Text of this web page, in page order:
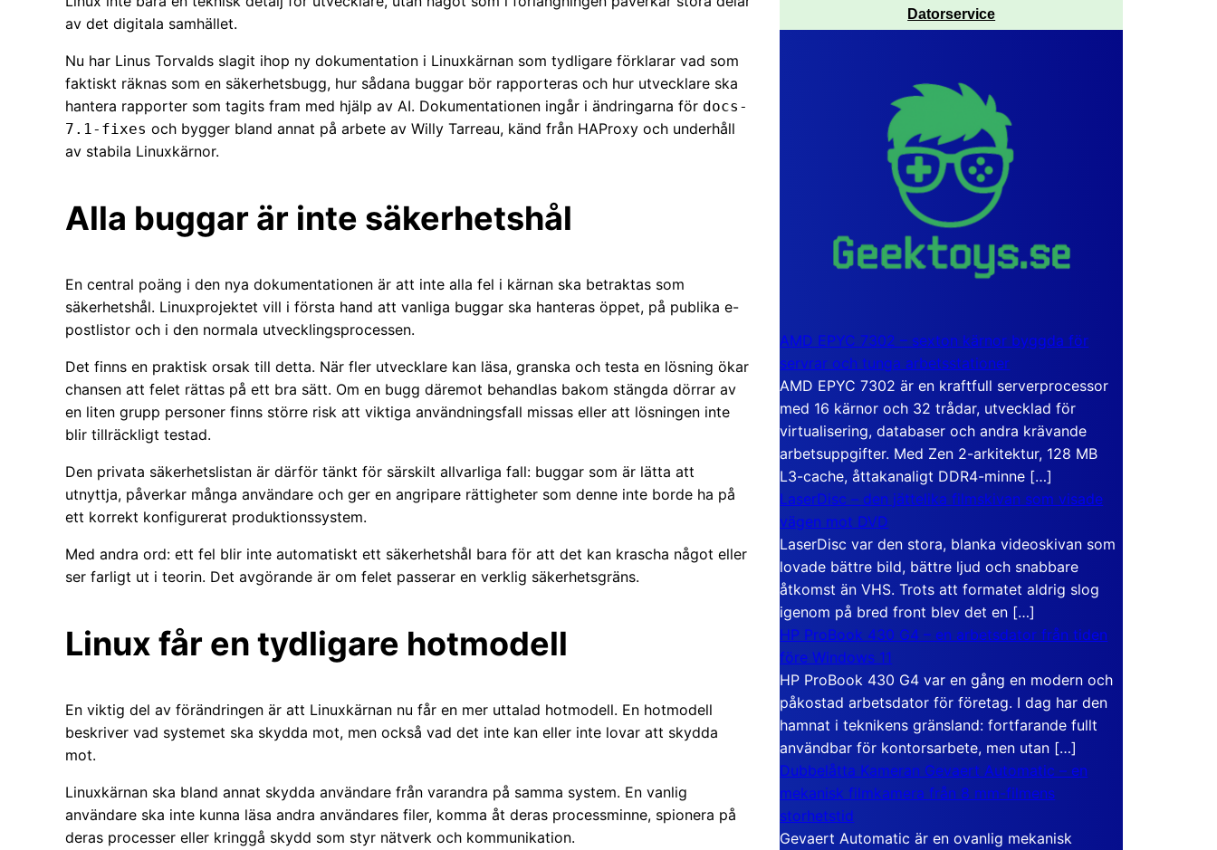
av det digitala samhället.
Nu har Linus Torvalds slagit ihop ny dokumentation i Linuxkärnan som tydligare förklarar vad som
faktiskt räknas som en säkerhetsbugg, hur sådana buggar bör rapporteras och hur utvecklare ska
hantera rapporter som tagits fram med hjälp av AI. Dokumentationen ingår i ändringarna för docs-
7.1-fixes och bygger bland annat på arbete av Willy Tarreau, känd från HAProxy och underhåll
av stabila Linuxkärnor.
Alla buggar är inte säkerhetshål
En central poäng i den nya dokumentationen är att inte alla fel i kärnan ska betraktas som
säkerhetshål. Linuxprojektet vill i första hand att vanliga buggar ska hanteras öppet, på publika e-
postlistor och i den normala utvecklingsprocessen.
Det finns en praktisk orsak till detta. När fler utvecklare kan läsa, granska och testa en lösning ökar
chansen att felet rättas på ett bra sätt. Om en bugg däremot behandlas bakom stängda dörrar av
en liten grupp personer finns större risk att viktiga användningsfall missas eller att lösningen inte
blir tillräckligt testad.
Den privata säkerhetslistan är därför tänkt för särskilt allvarliga fall: buggar som är lätta att
utnyttja, påverkar många användare och ger en angripare rättigheter som denne inte borde ha på
ett korrekt konfigurerat produktionssystem.
Med andra ord: ett fel blir inte automatiskt ett säkerhetshål bara för att det kan krascha något eller
ser farligt ut i teorin. Det avgörande är om felet passerar en verklig säkerhetsgräns.
Linux får en tydligare hotmodell
En viktig del av förändringen är att Linuxkärnan nu får en mer uttalad hotmodell. En hotmodell
beskriver vad systemet ska skydda mot, men också vad det inte kan eller inte lovar att skydda
mot.
Linuxkärnan ska bland annat skydda användare från varandra på samma system. En vanlig
användare ska inte kunna läsa andra användares filer, komma åt deras processminne, spionera på
deras processer eller kringgå skydd som styr nätverk och kommunikation.
Datorservice
AMD EPYC 7302 – sexton kärnor byggda för
servrar och tunga arbetsstationer
AMD EPYC 7302 är en kraftfull serverprocessor
med 16 kärnor och 32 trådar, utvecklad för
virtualisering, databaser och andra krävande
arbetsuppgifter. Med Zen 2-arkitektur, 128 MB
L3-cache, åttakanaligt DDR4-minne […]
LaserDisc – den jättelika filmskivan som visade
vägen mot DVD
LaserDisc var den stora, blanka videoskivan som
lovade bättre bild, bättre ljud och snabbare
åtkomst än VHS. Trots att formatet aldrig slog
igenom på bred front blev det en […]
HP ProBook 430 G4 – en arbetsdator från tiden
före Windows 11
HP ProBook 430 G4 var en gång en modern och
påkostad arbetsdator för företag. I dag har den
hamnat i teknikens gränsland: fortfarande fullt
användbar för kontorsarbete, men utan […]
Dubbelåtta Kameran Gevaert Automatic – en
mekanisk filmkamera från 8 mm-filmens
storhetstid
Gevaert Automatic är en ovanlig mekanisk